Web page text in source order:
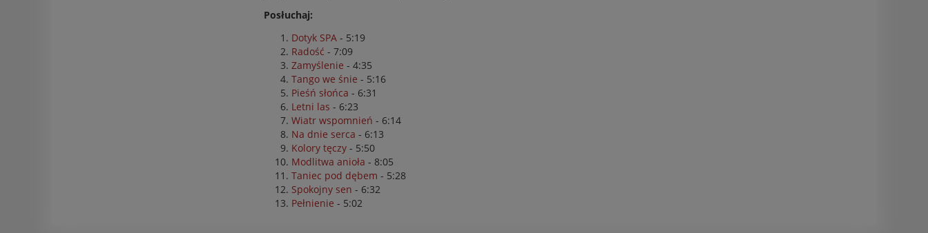
Posłuchaj:
Dotyk SPA - 5:19
Radość - 7:09
Zamyślenie - 4:35
Tango we śnie - 5:16
Pieśń słońca - 6:31
Letni las - 6:23
Wiatr wspomnień - 6:14
Na dnie serca - 6:13
Kolory tęczy - 5:50
Modlitwa anioła - 8:05
Taniec pod dębem - 5:28
Spokojny sen - 6:32
Pełnienie - 5:02